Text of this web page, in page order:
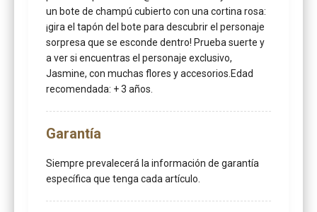
un bote de champú cubierto con una cortina rosa:
¡gira el tapón del bote para descubrir el personaje
sorpresa que se esconde dentro! Prueba suerte y
a ver si encuentras el personaje exclusivo,
Jasmine, con muchas flores y accesorios.Edad
recomendada: + 3 años.
Garantía
Siempre prevalecerá la información de garantía
específica que tenga cada artículo.